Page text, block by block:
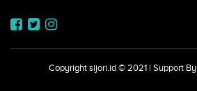
Copyright sijori.id© 2021 | Support By